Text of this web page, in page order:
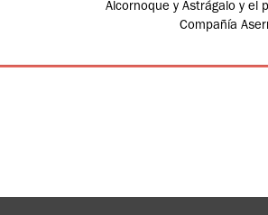
Alcornoque y Astrágalo y el
Compañía